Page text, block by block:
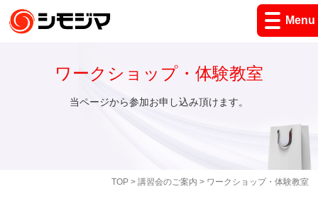
Menu
TOP> 講習会のご案内 > ワークショップ・体験教室
ワークショップ・体験教室
当ページから参加お申し込み頂けます。